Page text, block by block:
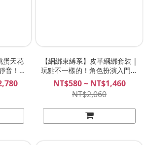
音！
【綑綁束縛系】皮革綑綁套裝 |
玩點不一樣的！角色扮演入門專
用套裝！
NT$580 ~ NT$1,460
NT$2,060